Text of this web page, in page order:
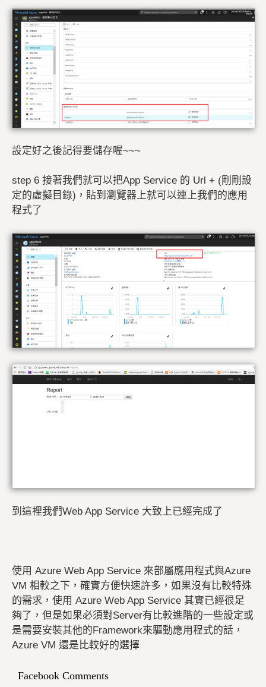
設定好之後記得要儲存喔~~~
step 6 接著我們就可以把App Service 的 Url + (剛剛設
定的虛擬目錄)，貼到瀏覽器上就可以連上我們的應用
程式了
到這裡我們Web App Service 大致上已經完成了
使用 Azure Web App Service 來部屬應用程式與Azure
VM 相較之下，確實方便快速許多，如果沒有比較特殊
的需求，使用 Azure Web App Service 其實已經很足
夠了，但是如果必須對Server有比較進階的一些設定或
是需要安裝其他的Framework來驅動應用程式的話，
Azure VM 還是比較好的選擇
Facebook Comments